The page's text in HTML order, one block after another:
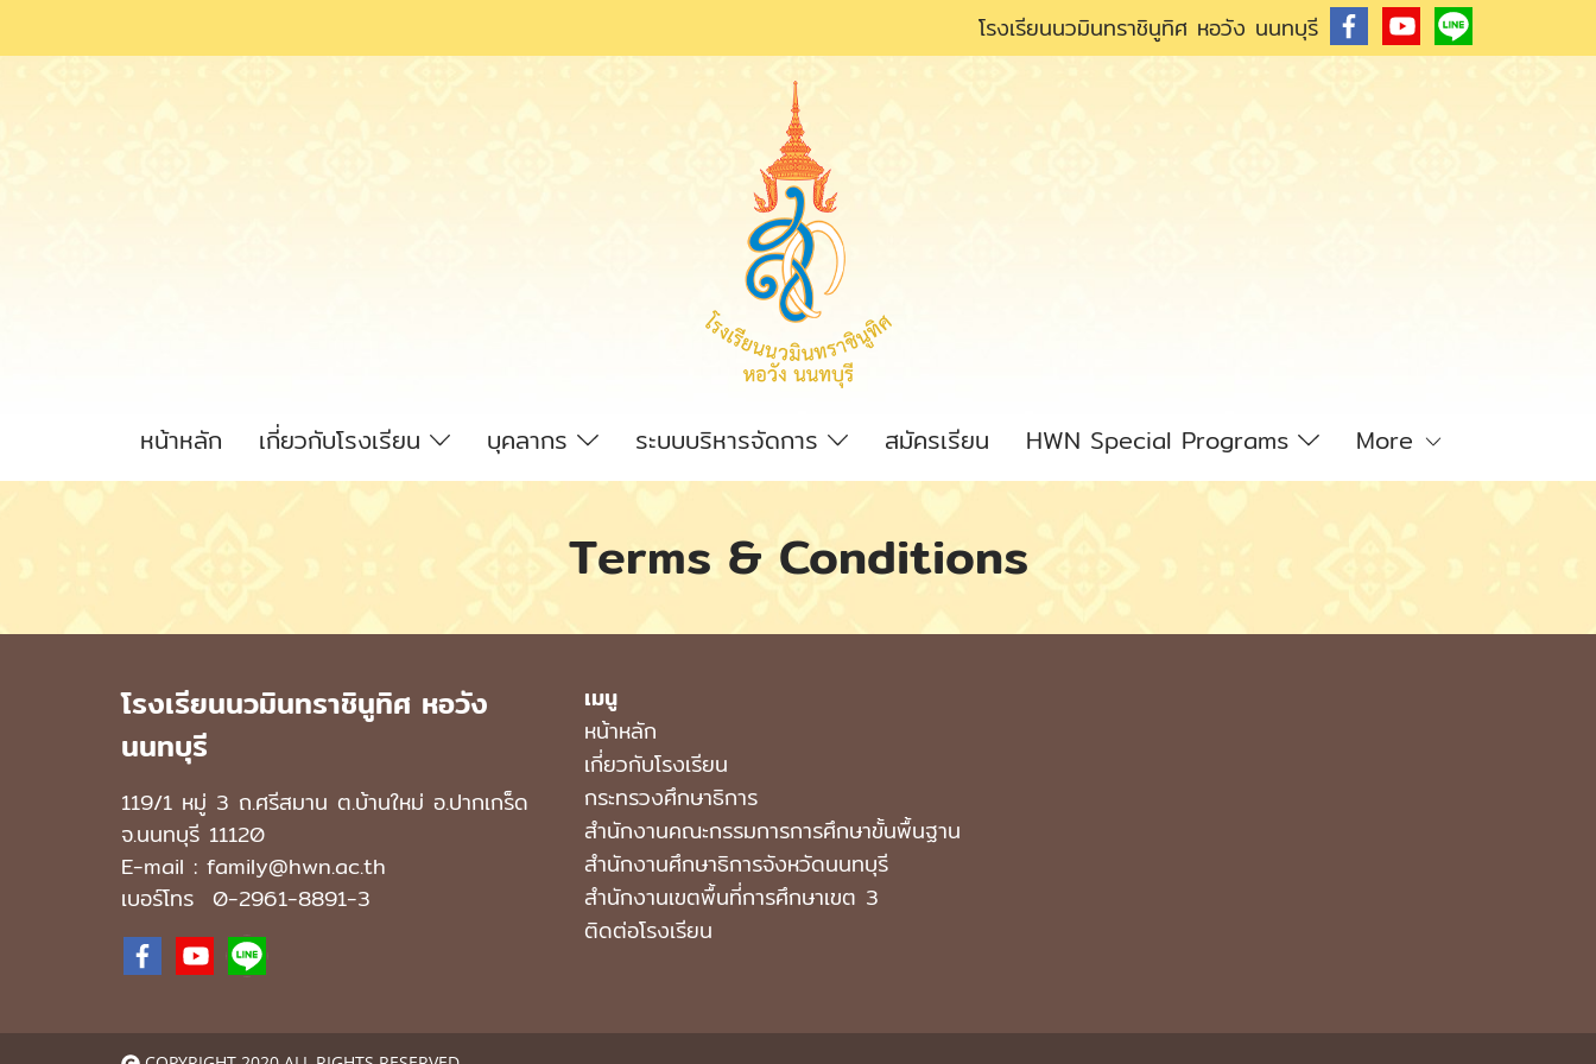
โรงเรียนนวมินทราชินูทิศ หอวัง นนทบุรี
หน้าหลัก เกี่ยวกับโรงเรียน บุคลากร ระบบบริหารจัดการ สมัครเรียน HWN Special Programs More
Terms & Conditions
โรงเรียนนวมินทราชินูทิศ หอวัง
นนทบุรี
119/1 หมู่ 3 ถ.ศรีสมาน ต.บ้านใหม่ อ.ปากเกร็ด
จ.นนทบุรี 11120
E-mail : family@hwn.ac.th
เบอร์โทร 0-2961-8891-3
เมนู
หน้าหลัก
เกี่ยวกับโรงเรียน
กระทรวงศึกษาธิการ
สำนักงานคณะกรรมการการศึกษาขั้นพื้นฐาน
สำนักงานศึกษาธิการจังหวัดนนทบุรี
สำนักงานเขตพื้นที่การศึกษาเขต 3
ติดต่อโรงเรียน